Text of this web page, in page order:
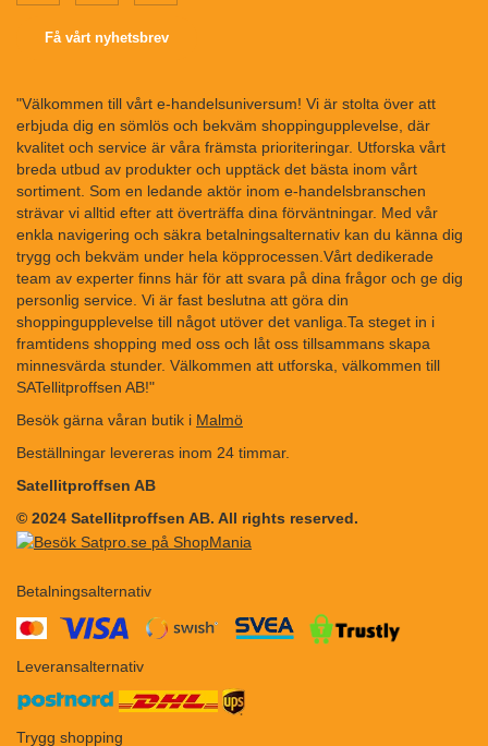
Få vårt nyhetsbrev
"Välkommen till vårt e-handelsuniversum! Vi är stolta över att
erbjuda dig en sömlös och bekväm shoppingupplevelse, där
kvalitet och service är våra främsta prioriteringar. Utforska vårt
breda utbud av produkter och upptäck det bästa inom vårt
sortiment. Som en ledande aktör inom e-handelsbranschen
strävar vi alltid efter att överträffa dina förväntningar. Med vår
enkla navigering och säkra betalningsalternativ kan du känna dig
trygg och bekväm under hela köpprocessen.Vårt dedikerade
team av experter finns här för att svara på dina frågor och ge dig
personlig service. Vi är fast beslutna att göra din
shoppingupplevelse till något utöver det vanliga.Ta steget in i
framtidens shopping med oss och låt oss tillsammans skapa
minnesvärda stunder. Välkommen att utforska, välkommen till
SATellitproffsen AB!"
Besök gärna våran butik i Malmö
Beställningar levereras inom 24 timmar.
Satellitproffsen AB
© 2024 Satellitproffsen AB. All rights reserved.
Betalningsalternativ
Leveransalternativ
Trygg shopping